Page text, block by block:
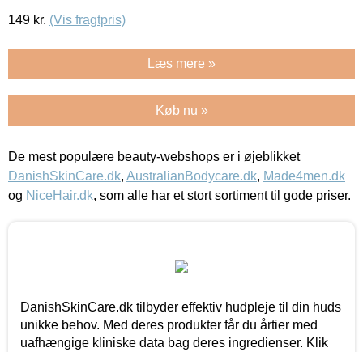
149 kr. (Vis fragtpris)
Læs mere »
Køb nu »
De mest populære beauty-webshops er i øjeblikket
DanishSkinCare.dk, AustralianBodycare.dk, Made4men.dk
og NiceHair.dk, som alle har et stort sortiment til gode priser.
DanishSkinCare.dk tilbyder effektiv hudpleje til din huds
unikke behov. Med deres produkter får du årtier med
uafhængige kliniske data bag deres ingredienser. Klik